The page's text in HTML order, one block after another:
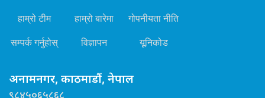
हाम्रो टीम हाम्रो बारेमा गोपनीयता नीति
सम्पर्क गर्नुहोस् विज्ञापन यूनिकोड
अनामनगर, काठमाडौं, नेपाल